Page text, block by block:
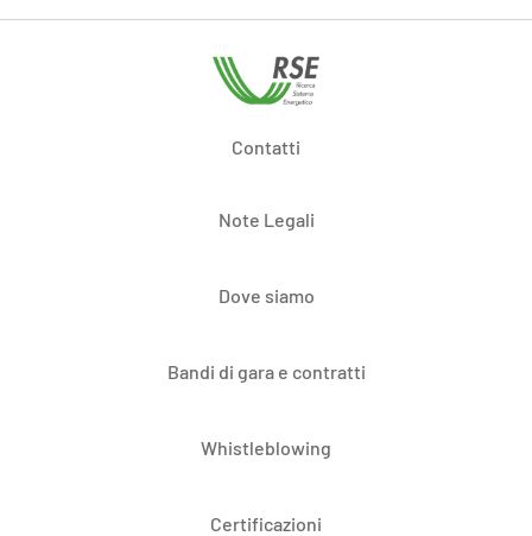
Contatti
Note Legali
Dove siamo
Bandi di gara e contratti
Whistleblowing
Certificazioni